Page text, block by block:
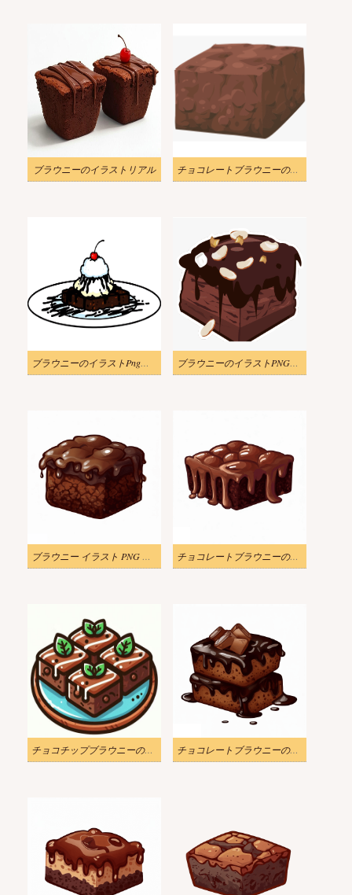
ブラウニーのイラストリアル チョコレートブラウニーのイラスト
ブラウニーのイラストPngダウンロード ブラウニーのイラストPNG画像
ブラウニー イラスト PNG 無料 チョコレートブラウニーのイラストPng
チョコチップブラウニーのイラスト画像 チョコレートブラウニーのイラスト画像 2